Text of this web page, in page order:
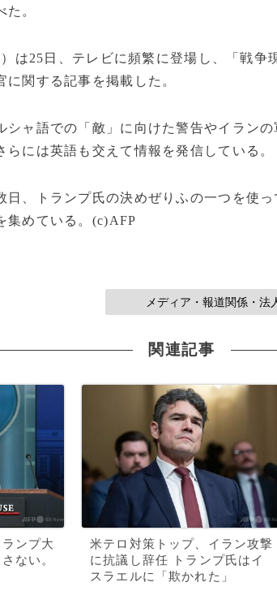
。
は25日、テレビに頻繁に登場し、「戦争
に関する記事を掲載した。
シャ語での「敵」に向けた警告やイラン
らには英語も交えて情報を発信している。
日、トランプ氏の決めぜりふの一つを使
集めている。(c)AFP
メディア・報道関係・
関連記事
ンプ大
ない。
米テロ対策トップ、イラン攻撃
に抗議し辞任 トランプ氏はイ
スラエルに「欺かれた」